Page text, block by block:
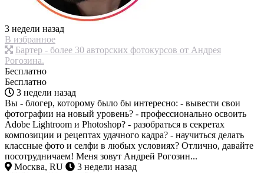
3 недели назад
В избранное
Бартер - более 30 авторских фотокурсов от Андрея
Рогозина.
Бесплатно
Бесплатно
3 недели назад
Вы - блогер, которому было бы интересно: - вывести свои
фотографии на новый уровень? - профессионально освоить
Adobe Lightroom и Photoshop? - разобраться в секретах
композиции и рецептах удачного кадра? - научиться делать
классные фото и селфи в любых условиях? Отлично, давайте
посотрудничаем! Меня зовут Андрей Рогозин...
Москва, RU
3 недели назад